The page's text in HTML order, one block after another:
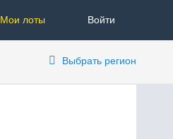
Войти
Мои лоты
Выбрать регион